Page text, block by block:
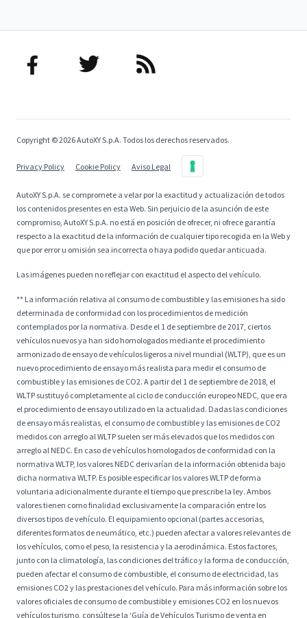
Copyright © 2026 AutoXY S.p.A. Todos los derechos reservados.
Privacy Policy Cookie Policy Aviso Legal
AutoXY S.p.A. se compromete a velar por la exactitud y actualización de todos
los contenidos presentes en esta Web. Sin perjuicio de la asunción de este
compromiso, AutoXY S.p.A. no está en posición de ofrecer, ni ofrece garantía
respecto a la exactitud de la información de cualquier tipo recogida en la Web y
que por error u omisión sea incorrecta o haya podido quedar anticuada.
Las imágenes pueden no reflejar con exactitud el aspecto del vehículo.
** La información relativa al consumo de combustible y las emisiones ha sido
determinada de conformidad con los procedimientos de medición
contemplados por la normativa. Desde el 1 de septiembre de 2017, ciertos
vehículos nuevos ya han sido homologados mediante el procedimiento
armonizado de ensayo de vehículos ligeros a nivel mundial (WLTP), que es un
nuevo procedimiento de ensayo más realista para medir el consumo de
combustible y las emisiones de CO2. A partir del 1 de septiembre de 2018, el
WLTP sustituyó completamente al ciclo de conducción europeo NEDC, que era
el procedimiento de ensayo utilizado en la actualidad. Dadas las condiciones
de ensayo más realistas, el consumo de combustible y las emisiones de CO2
medidos con arreglo al WLTP suelen ser más elevados que los medidos con
arreglo al NEDC. En caso de vehículos homologados de conformidad con la
normativa WLTP, los valores NEDC derivarían de la información obtenida bajo
dicha normativa WLTP. Es posible especificar los valores WLTP de forma
voluntaria adicionalmente durante el tiempo que prescribe la ley. Ambos
valores tienen como finalidad exclusivamente la comparación entre los
diversos tipos de vehículo. El equipamiento opcional (partes accesorias,
diferentes formatos de neumático, etc.) pueden afectar a valores relevantes de
los vehículos, como el peso, la resistencia y la aerodinámica. Estos factores,
junto con la climatología, las condiciones del tráfico y la forma de conducción,
pueden afectar el consumo de combustible, el consumo de electricidad, las
emisiones CO2 y las prestaciones del vehículo. Para más información sobre los
valores oficiales de consumo de combustible y emisiones CO2 en los nuevos
vehículos turismo, consúltese la ‘Guía de Vehículos Turismo de venta en